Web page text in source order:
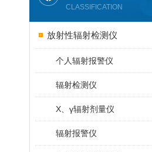
CLASSIFICATION
放射性辐射检测仪
个人辐射报警仪
辐射检测仪
X、γ辐射剂量仪
辐射报警仪